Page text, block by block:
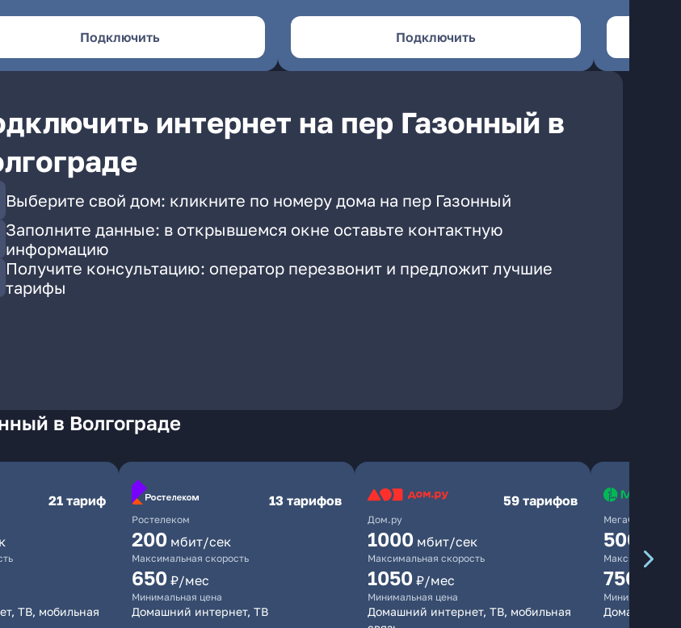
Подключить Подключить
интернет на пер Газонный в
Выберите свой дом: кликните по номеру дома на пер Газонный
Заполните данные: в открывшемся окне оставьте контактную
информацию
Получите консультацию: оператор перезвонит и предложит лучшие
тарифы
в Волгограде
21 тариф
ТВ, мобильная
Ростелеком
13 тарифов
200 мбит/сек
Максимальная скорость
650 ₽/мес
Минимальная цена
Домашний интернет, ТВ
Дом.ру
59 тарифов
1000 мбит/сек
Максимальная скорость
1050 ₽/мес
Минимальная цена
Домашний интернет, ТВ, мобильная
МегаФон
500
Максимальная
750
Минимальная
Домашний